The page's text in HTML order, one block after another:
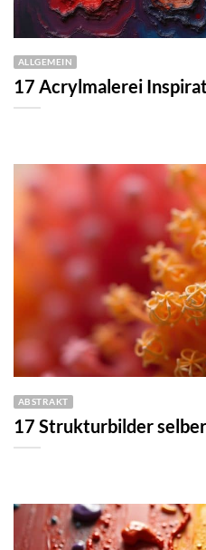
ALLGEMEIN
17 Acrylmalerei
ABSTRAKT
17 Strukturbilder